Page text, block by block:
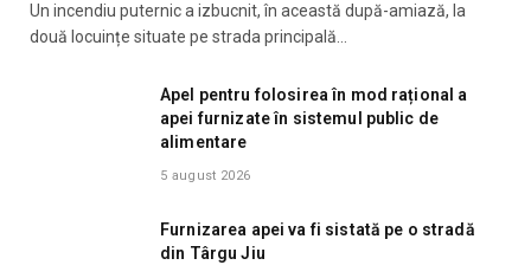
Un incendiu puternic a izbucnit, în această după-amiază, la
două locuințe situate pe strada principală…
Apel pentru folosirea în mod rațional a
apei furnizate în sistemul public de
alimentare
5 august 2026
Furnizarea apei va fi sistată pe o stradă
din Târgu Jiu